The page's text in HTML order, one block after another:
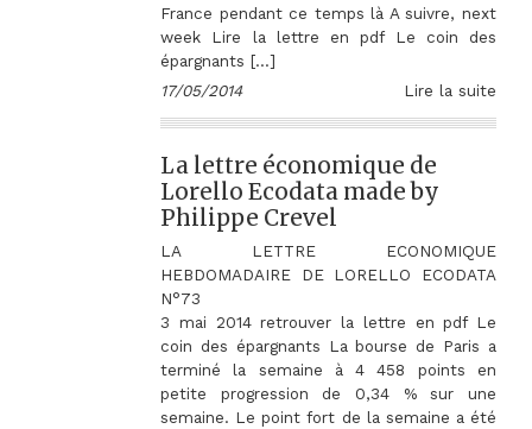
France pendant ce temps là A suivre, next
week Lire la lettre en pdf Le coin des
épargnants […]
17/05/2014
Lire la suite
La lettre économique de
Lorello Ecodata made by
Philippe Crevel
LA LETTRE ECONOMIQUE
HEBDOMADAIRE DE LORELLO ECODATA
3 mai 2014 retrouver la lettre en pdf Le
coin des épargnants La bourse de Paris a
terminé la semaine à 4 458 points en
petite progression de 0,34 % sur une
semaine. Le point fort de la semaine a été